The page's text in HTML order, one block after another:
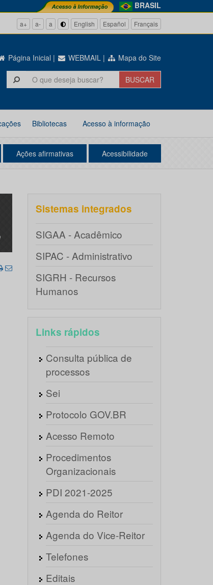
BRASIL
a+ a- a English Español Français
Página Inicial | WEBMAIL | Mapa do Site
Bibliotecas Acesso à informação
Ações afirmativas Acessibilidade
Sistemas integrados
SIGAA - Acadêmico
SIPAC - Administrativo
SIGRH - Recursos
Humanos
Links rápidos
Consulta pública de
processos
Sei
Protocolo GOV.BR
Acesso Remoto
Procedimentos
Organizacionais
PDI 2021-2025
Agenda do Reitor
Agenda do Vice-Reitor
Telefones
Editais